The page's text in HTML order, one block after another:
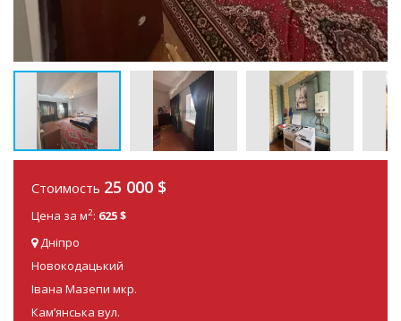
Стоимость 25 000 $
Цена за м2: 625 $
Дніпро
Новокодацький
Івана Мазепи мкр.
Кам’янська вул.